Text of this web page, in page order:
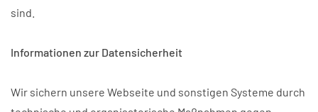
sind.
Informationen zur Datensicherheit
Wir sichern unsere Webseite und sonstigen Systeme durch